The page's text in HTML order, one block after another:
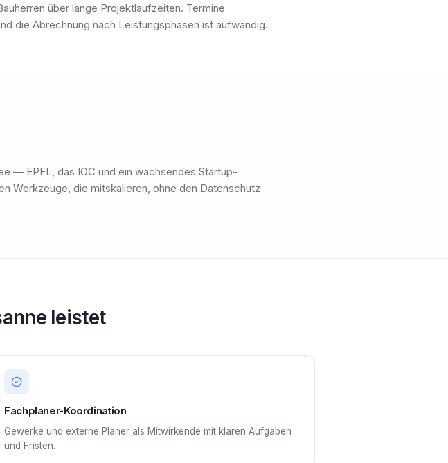
über lange Projektlaufzeiten. Termine
die Abrechnung nach Leistungsphasen ist aufwändig.
— EPFL, das IOC und ein wachsendes Startup-
Werkzeuge, die mitskalieren, ohne den Datenschutz
leistet
Fachplaner-Koordination
Gewerke und externe Planer als Mitwirkende mit klaren Aufgaben
und Fristen.